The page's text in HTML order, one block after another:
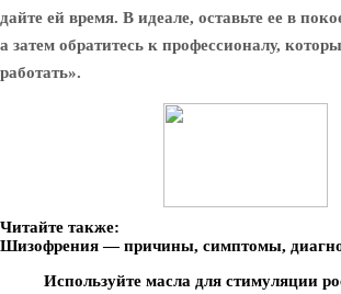
дайте ей время. В идеале, оставьте ее в
а затем обратитесь к профессионалу,
работать».
Читайте также:
Шизофрения — причины, симптомы,
Используйте масла для стимуляции